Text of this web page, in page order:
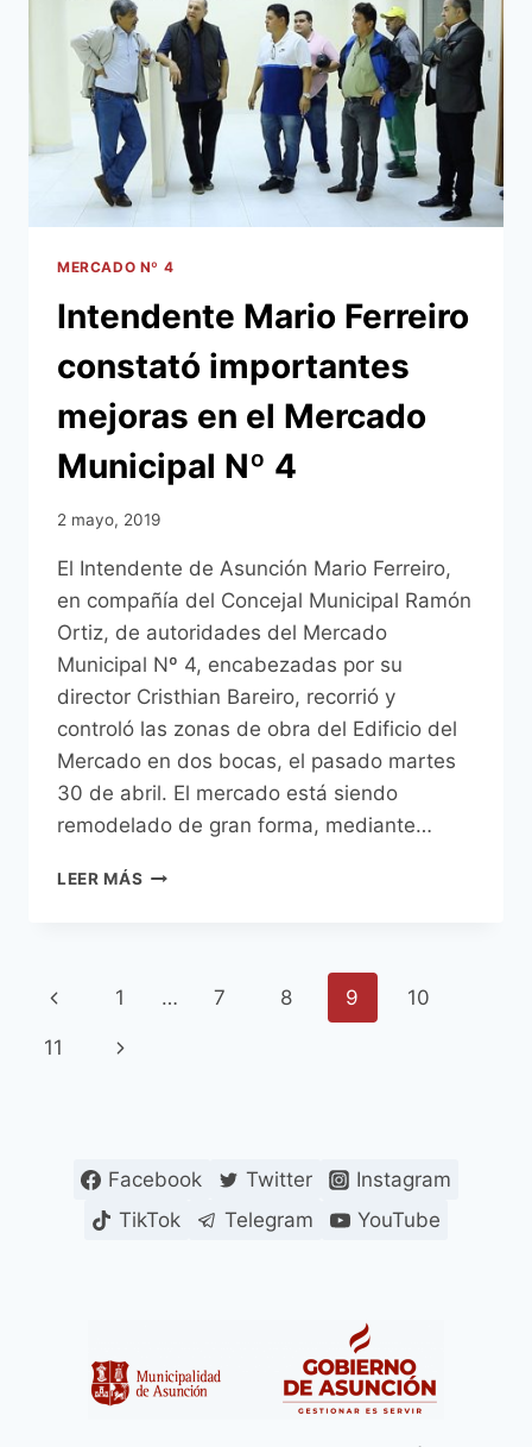
CELEBRA
ESTE
MARTES
7
DE
MAYO
MERCADO Nº 4
Intendente Mario Ferreiro
constató importantes
mejoras en el Mercado
Municipal Nº 4
2 mayo, 2019
El Intendente de Asunción Mario Ferreiro,
en compañía del Concejal Municipal Ramón
Ortiz, de autoridades del Mercado
Municipal Nº 4, encabezadas por su
director Cristhian Bareiro, recorrió y
controló las zonas de obra del Edificio del
Mercado en dos bocas, el pasado martes
30 de abril. El mercado está siendo
remodelado de gran forma, mediante…
LEER MÁS INTENDENTE
MEJORAS
Navegación
de
Página
anterior
1 … 7 8 9 10
11
Siguiente
Facebook Twitter
Instagram
TikTok
Telegram YouTube